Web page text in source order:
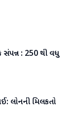
સંપન્ન : 250 થી વધુ
લોનની મિલકતો